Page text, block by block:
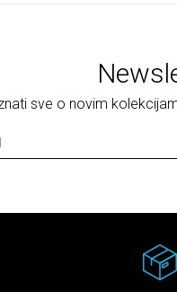
sve o novim